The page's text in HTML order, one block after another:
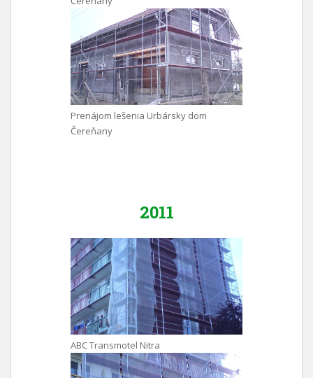
Prenájom lešenia Urbársky dom
Čereňany
2011
ABC Transmotel Nitra